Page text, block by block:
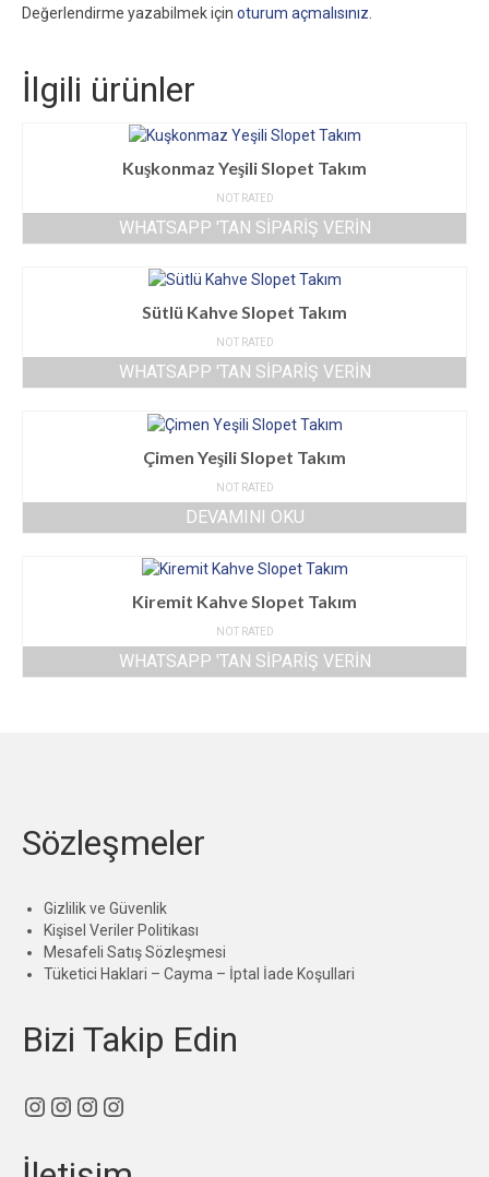
Değerlendirme yazabilmek için oturum açmalısınız
İlgili ürünler
Kuşkonmaz Yeşili Slopet Takım
NOT RATED
WHATSAPP 'TAN SIPARIŞ VERIN
Sütlü Kahve Slopet Takım
NOT RATED
WHATSAPP 'TAN SIPARIŞ VERIN
Çimen Yeşili Slopet Takım
NOT RATED
DEVAMINI OKU
Kiremit Kahve Slopet Takım
NOT RATED
WHATSAPP 'TAN SIPARIŞ VERIN
Sözleşmeler
Gizlilik ve Güvenlik
Kişisel Veriler Politikası
Mesafeli Satış Sözleşmesi
Tüketici Haklari – Cayma – İptal İade Koşullari
Bizi Takip Edin
Instagram
Instagram
Instagram
Instagram